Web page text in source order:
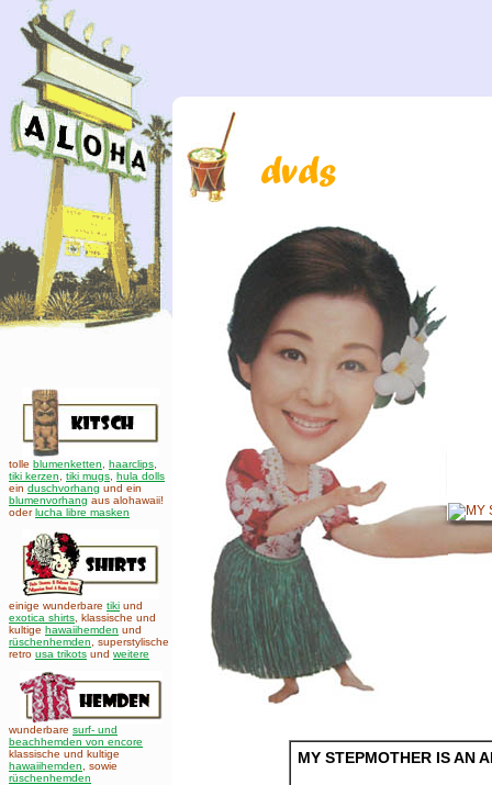
tolle blumenketten haarclips
tiki kerzen
tiki mugs hula dolls
ein duschvorhang und ein
blumenvorhang aus alohawaii!
oderlucha libre masken
einige wunderbare tiki und
exotica shirts , klassische und
kultige hawaiihemden und
rüschenhemden , superstylische
retro usa trikots und weitere
wunderbare surf- und
beachhemden von encore
klassische und kultige
hawaiihemden
sowie
rüschenhemden
MY STEPMOTHER IS AN